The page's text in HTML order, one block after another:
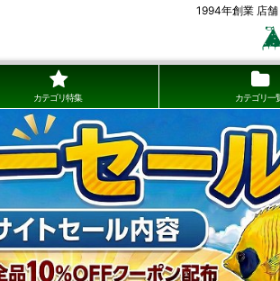
1994年創業 店
カテゴリ特集 カテゴリ一